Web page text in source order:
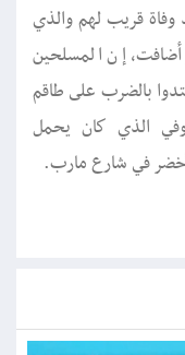
قريب لهم والذي
إن المسلحين
بالضرب على طاقم
الذي كان يحمل
في شارع مارب.